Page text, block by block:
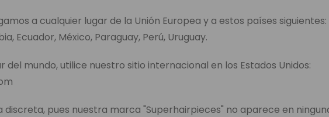
a cualquier lugar de la Unión Europea y a estos países siguientes:
Ecuador, México, Paraguay, Perú, Uruguay.
del mundo, utilice nuestro sitio internacional en los Estados Unidos:
pues nuestra marca "Superhairpieces" no aparece en